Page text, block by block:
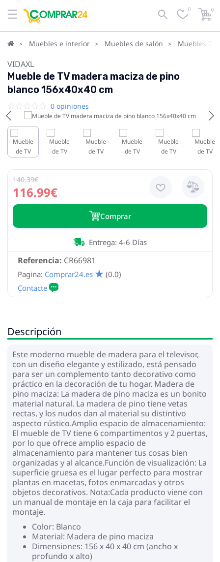
0 0
Muebles e interior Muebles de salón Muebles TV
VIDAXL
Mueble de TV madera maciza de pino
blanco 156x40x40 cm
0 opiniones
116.99€
140.39€
Сomprar
Referencia: CR66981
Entrega: 4-6 Días
Pagina: Comprar24.es (0.0)
Descripción
Este moderno mueble de madera para el televisor,
con un diseño elegante y estilizado, está pensado
para ser un complemento tanto decorativo como
práctico en la decoración de tu hogar. Madera de
pino maciza: La madera de pino maciza es un bonito
material natural. La madera de pino tiene vetas
rectas, y los nudos dan al material su distintivo
aspecto rústico.Amplio espacio de almacenamiento:
El mueble de TV tiene 6 compartimentos y 2 puertas,
por lo que ofrece amplio espacio de
almacenamiento para mantener tus cosas bien
organizadas y al alcance.Función de visualización: La
superficie gruesa es el lugar perfecto para mostrar
plantas en macetas, fotos enmarcadas y otros
objetos decorativos. Nota:Cada producto viene con
un manual de montaje en la caja para facilitar el
montaje.
Color: Blanco
Material: Madera de pino maciza
Dimensiones: 156 x 40 x 40 cm (ancho x
profundo x alto)